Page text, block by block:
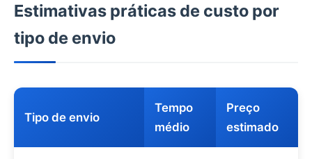
Estimativas práticas de custo por
tipo de envio
Tipo de envio
Tempo
médio
Preço
estimado